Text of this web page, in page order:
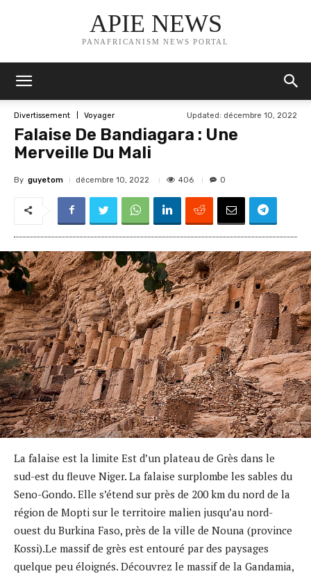
APIE NEWS
PANAFRICANISM NEWS PORTAL
Divertissement Voyager Updated: décembre 10, 2022
Falaise De Bandiagara : Une
Merveille Du Mali
By guyetom décembre 10, 2022 406 0
La falaise est la limite Est d’un plateau de Grès dans le
sud-est du fleuve Niger. La falaise surplombe les sables du
Seno-Gondo. Elle s’étend sur près de 200 km du nord de la
région de Mopti sur le territoire malien jusqu’au nord-
ouest du Burkina Faso, près de la ville de Nouna (province
Kossi).Le massif de grès est entouré par des paysages
quelque peu éloignés. Découvrez le massif de la Gandamia,